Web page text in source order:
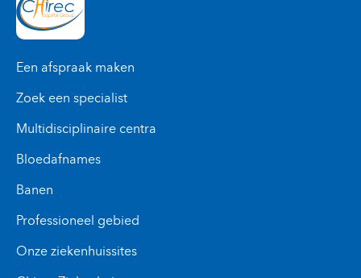
Een afspraak maken
Zoek een specialist
Multidisciplinaire centra
Bloedafnames
Banen
Professioneel gebied
Onze ziekenhuissites